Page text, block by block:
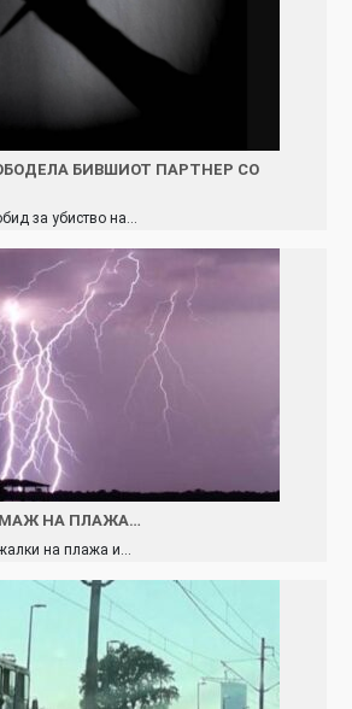
БИВШИОТ ПАРТНЕР СО
за убиство на…
НА ПЛАЖА…
на плажа и…